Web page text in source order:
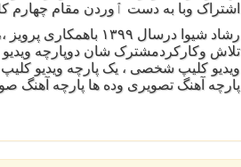
اشتراک وبا به دست ٱوردن مقام چهارم
رشاد شیوا درسال
تلاش وکارکردمشترک شان دوپارچه
ویدیو کلیپ شخصی ، یک پارچه ویدیو کلیپ
پارچه آهنگ تصویری وده ها پارچه آهنگ